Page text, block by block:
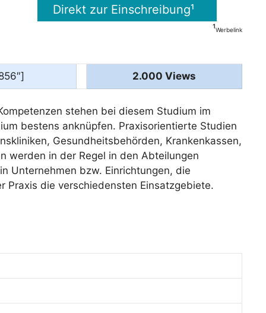
Direkt zur Einschreibung¹
¹Werbelink
2.000 Views
stehen bei diesem Studium im
bestens anknüpfen. Praxisorientierte Studien
Gesundheitsbehörden, Krankenkassen,
werden in der Regel in den Abteilungen
Unternehmen bzw. Einrichtungen, die
die verschiedensten Einsatzgebiete.